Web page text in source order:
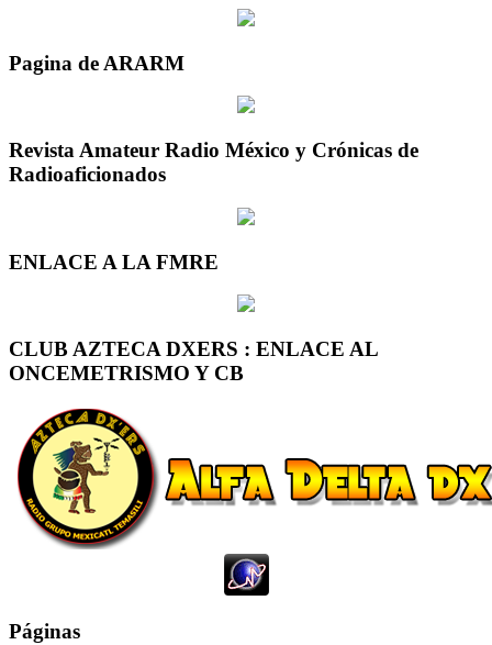
Pagina de ARARM
Revista Amateur Radio México y Crónicas de
Radioaficionados
ENLACE A LA FMRE
CLUB AZTECA DXERS : ENLACE AL
ONCEMETRISMO Y CB
Páginas